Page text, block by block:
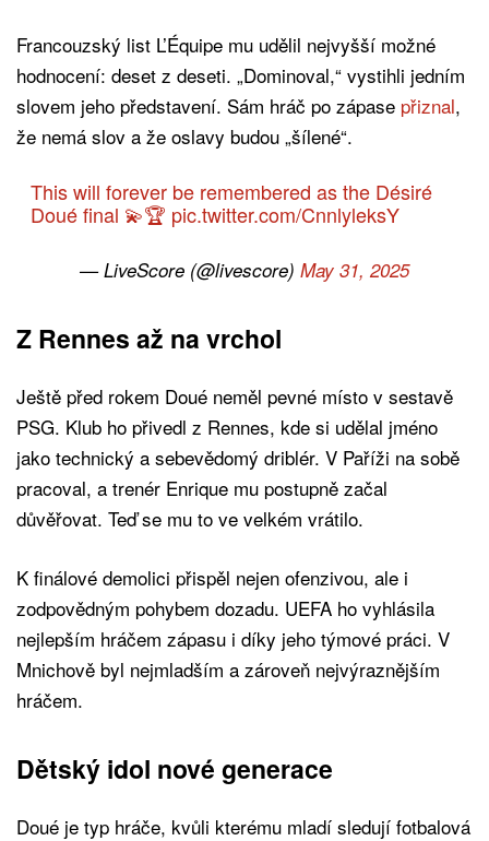
Francouzský list L’Équipe mu udělil nejvyšší možné
hodnocení: deset z deseti. „Dominoval,“ vystihli jedním
slovem jeho představení. Sám hráč po zápase přiznal,
že nemá slov a že oslavy budou „šílené“.
This will forever be remembered as the Désiré
Doué final 💫🏆 pic.twitter.com/CnnlyleksY
— LiveScore (@livescore) May 31, 2025
Z Rennes až na vrchol
Ještě před rokem Doué neměl pevné místo v sestavě
PSG. Klub ho přivedl z Rennes, kde si udělal jméno
jako technický a sebevědomý driblér. V Paříži na sobě
pracoval, a trenér Enrique mu postupně začal
důvěřovat. Teď se mu to ve velkém vrátilo.
K finálové demolici přispěl nejen ofenzivou, ale i
zodpovědným pohybem dozadu. UEFA ho vyhlásila
nejlepším hráčem zápasu i díky jeho týmové práci. V
Mnichově byl nejmladším a zároveň nejvýraznějším
hráčem.
Dětský idol nové generace
Doué je typ hráče, kvůli kterému mladí sledují fotbalová